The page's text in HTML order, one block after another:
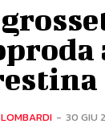
- 30 GIU